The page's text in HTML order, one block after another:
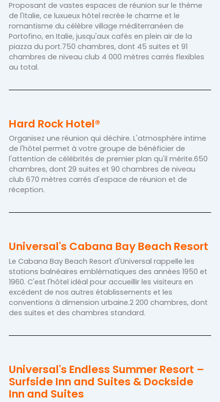
Proposant de vastes espaces de réunion sur le thème
de l'Italie, ce luxueux hôtel recrée le charme et le
romantisme du célèbre village méditerranéen de
Portofino, en Italie, jusqu'aux cafés en plein air de la
piazza du port.750 chambres, dont 45 suites et 91
chambres de niveau club 4 000 mètres carrés flexibles
au total.
Hard Rock Hotel®
Organisez une réunion qui déchire. L'atmosphère intime
de l'hôtel permet à votre groupe de bénéficier de
l'attention de célébrités de premier plan qu'il mérite.650
chambres, dont 29 suites et 90 chambres de niveau
club 670 mètres carrés d'espace de réunion et de
réception.
Universal's Cabana Bay Beach Resort
Le Cabana Bay Beach Resort d'Universal rappelle les
stations balnéaires emblématiques des années 1950 et
1960. C'est l'hôtel idéal pour accueillir les visiteurs en
excédent de nos autres établissements et les
conventions à dimension urbaine.2 200 chambres, dont
des suites et des chambres standard.
Universal's Endless Summer Resort –
Surfside Inn and Suites & Dockside
Inn and Suites